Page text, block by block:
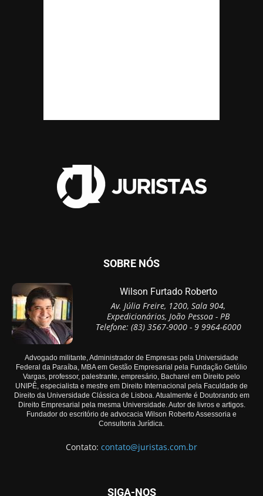
SOBRE NÓS
Wilson Furtado Roberto
Av. Júlia Freire, 1200, Sala 904,
Expedicionários, João Pessoa - PB
Telefone: (83) 3567-9000 - 9 9964-6000
Advogado militante, Administrador de Empresas pela Universidade
Federal da Paraíba, MBA em Gestão Empresarial pela Fundação Getúlio
Vargas, professor, palestrante, empresário, Bacharel em Direito pelo
UNIPÊ, especialista e mestre em Direito Internacional pela Faculdade de
Direito da Universidade Clássica de Lisboa. Atualmente é Doutorando em
Direito Empresarial pela mesma Universidade. Autor de livros e artigos.
Fundador do escritório de advocacia Wilson Roberto Assessoria e
Consultoria Jurídica.
Contato: contato@juristas.com.br
SIGA-NOS